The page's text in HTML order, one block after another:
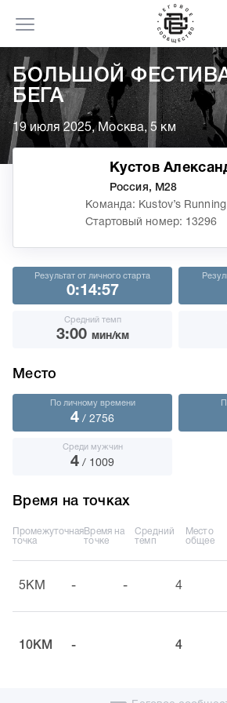
БОЛЬШОЙ
БЕГА
19 июля 2025, Москва, 5 км
Кустов
Россия, М28
Команда: Kustov’s
Стартовый номер: 13296
Результат от личного старта
0:14:57
Средний темп
3:00 мин/км
Место
По личному времени
4 / 2756
Среди мужчин
4 / 1009
Время на точках
Промежуточная
точка
Время на
точке
Средний
темп
Место
общее
5KM - - 4
10KM - 4